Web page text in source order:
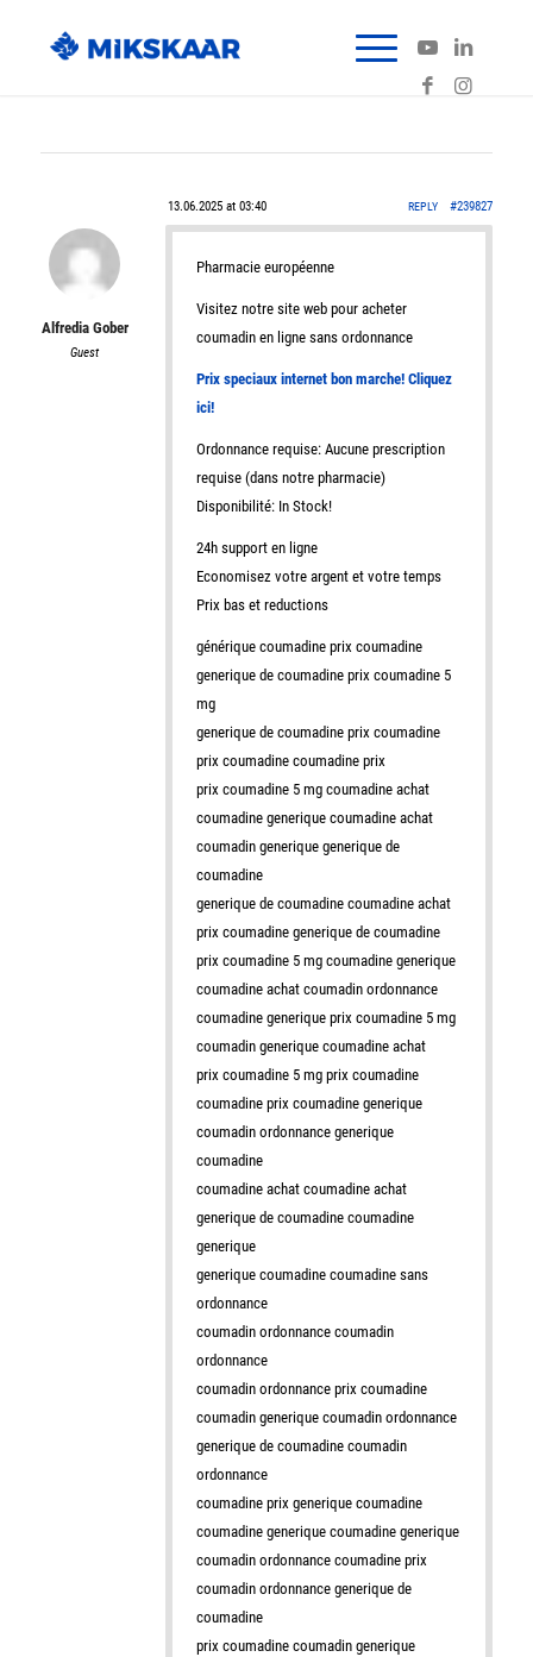
13.06.2025 at 03:40 #239827
REPLY
Alfredia Gober
Guest
Pharmacie européenne
Visitez notre site web pour acheter
coumadin en ligne sans ordonnance
Prix speciaux internet bon marche! Cliquez
ici!
Ordonnance requise: Aucune prescription
requise (dans notre pharmacie)
Disponibilité: In Stock!
24h support en ligne
Economisez votre argent et votre temps
Prix bas et reductions
générique coumadine prix coumadine
generique de coumadine prix coumadine 5
mg
generique de coumadine prix coumadine
prix coumadine coumadine prix
prix coumadine 5 mg coumadine achat
coumadine generique coumadine achat
coumadin generique generique de
coumadine
generique de coumadine coumadine achat
prix coumadine generique de coumadine
prix coumadine 5 mg coumadine generique
coumadine achat coumadin ordonnance
coumadine generique prix coumadine 5 mg
coumadin generique coumadine achat
prix coumadine 5 mg prix coumadine
coumadine prix coumadine generique
coumadin ordonnance generique
coumadine
coumadine achat coumadine achat
generique de coumadine coumadine
generique
generique coumadine coumadine sans
ordonnance
coumadin ordonnance coumadin
ordonnance
coumadin ordonnance prix coumadine
coumadin generique coumadin ordonnance
generique de coumadine coumadin
ordonnance
coumadine prix generique coumadine
coumadine generique coumadine generique
coumadin ordonnance coumadine prix
coumadin ordonnance generique de
coumadine
prix coumadine coumadin generique